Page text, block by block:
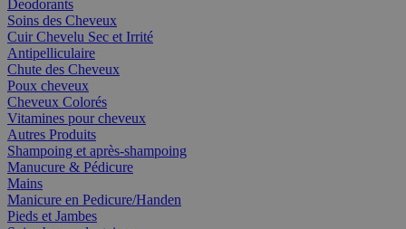
Deodorants
Soins des Cheveux
Cuir Chevelu Sec et Irrité
Antipelliculaire
Chute des Cheveux
Poux cheveux
Cheveux Colorés
Vitamines pour cheveux
Autres Produits
Shampoing et après-shampoing
Manucure & Pédicure
Mains
Manicure en Pedicure/Handen
Pieds et Jambes